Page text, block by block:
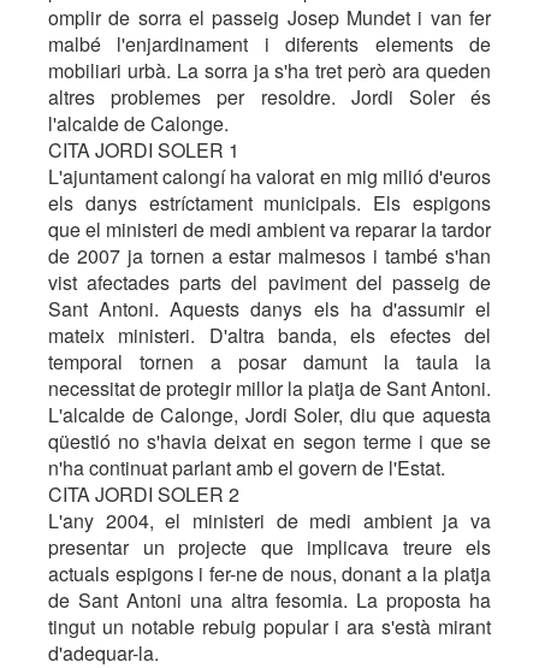
omplir de sorra el passeig Josep Mundet i van fer
malbé l'enjardinament i diferents elements de
mobiliari urbà. La sorra ja s'ha tret però ara queden
altres problemes per resoldre. Jordi Soler és
l'alcalde de Calonge.
CITA JORDI SOLER 1
L'ajuntament calongí ha valorat en mig milió d'euros
els danys estríctament municipals. Els espigons
que el ministeri de medi ambient va reparar la tardor
de 2007 ja tornen a estar malmesos i també s'han
vist afectades parts del paviment del passeig de
Sant Antoni. Aquests danys els ha d'assumir el
mateix ministeri. D'altra banda, els efectes del
temporal tornen a posar damunt la taula la
necessitat de protegir millor la platja de Sant Antoni.
L'alcalde de Calonge, Jordi Soler, diu que aquesta
qüestió no s'havia deixat en segon terme i que se
n'ha continuat parlant amb el govern de l'Estat.
CITA JORDI SOLER 2
L'any 2004, el ministeri de medi ambient ja va
presentar un projecte que implicava treure els
actuals espigons i fer-ne de nous, donant a la platja
de Sant Antoni una altra fesomia. La proposta ha
tingut un notable rebuig popular i ara s'està mirant
d'adequar-la.